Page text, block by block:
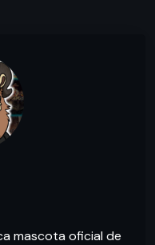
mascota oficial de